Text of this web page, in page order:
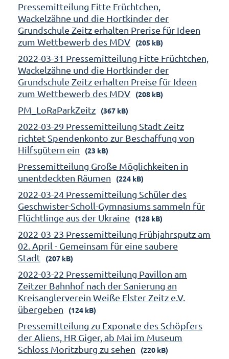
Pressemitteilung Fitte Früchtchen,
Wackelzähne und die Hortkinder der
Grundschule Zeitz erhalten Prerise für Ideen
zum Wettbewerb des MDV
(205 kB)
2022-03-31 Pressemitteilung Fitte Früchtchen,
Wackelzähne und die Hortkinder der
Grundschule Zeitz erhalten Preise für Ideen
zum Wettbewerb des MDV
(208 kB)
PM_LoRaParkZeitz (367 kB)
2022-03-29 Pressemitteilung Stadt Zeitz
richtet Spendenkonto zur Beschaffung von
Hilfsgütern ein
(23 kB)
Pressemitteilung Große Möglichkeiten in
unentdeckten Räumen
(224 kB)
2022-03-24 Pressemitteilung Schüler des
Geschwister-Scholl-Gymnasiums sammeln für
Flüchtlinge aus der Ukraine
(128 kB)
2022-03-23 Pressemitteilung Frühjahrsputz am
02. April - Gemeinsam für eine saubere
Stadt
(207 kB)
2022-03-22 Pressemitteilung Pavillon am
Zeitzer Bahnhof nach der Sanierung an
Kreisanglerverein Weiße Elster Zeitz e.V.
übergeben
(124 kB)
Pressemitteilung zu Exponate des Schöpfers
der Aliens, HR Giger, ab Mai im Museum
Schloss Moritzburg zu sehen
(220 kB)